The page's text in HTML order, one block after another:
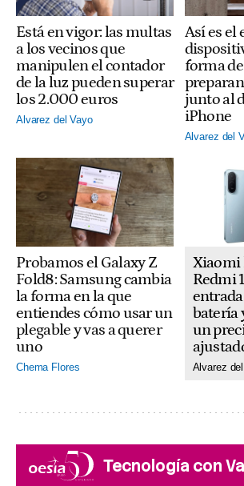
Está en vigor: las multas
a los vecinos que
manipulen el contador
de la luz pueden superar
los 2.000 euros
Alvarez del Vayo
Así es el
forma
junto al
iPhone
Alvarez del
Probamos el Galaxy Z
Fold8: Samsung cambia
la forma en la que
entiendes cómo usar un
plegable y vas a querer
uno
Chema Flores
Xiaomi
Redmi
batería
un
Alvarez
Tecnología con